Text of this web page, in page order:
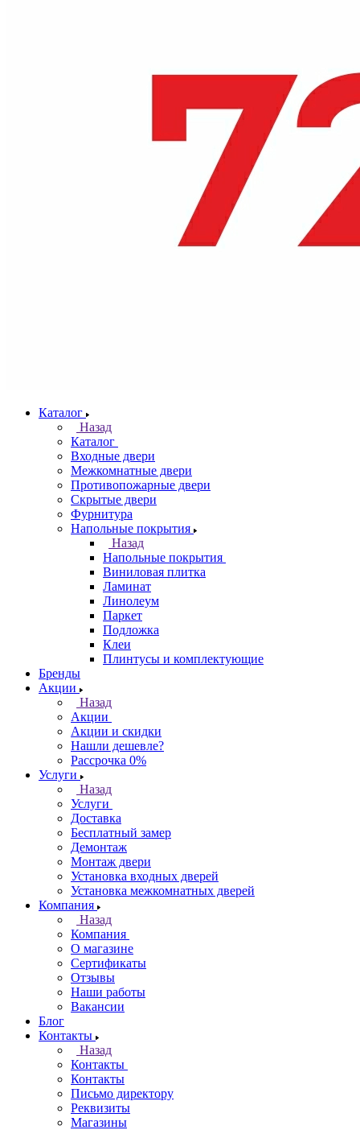
Каталог
Назад
Каталог
Входные двери
Межкомнатные двери
Противопожарные двери
Скрытые двери
Фурнитура
Напольные покрытия
Назад
Напольные покрытия
Виниловая плитка
Ламинат
Линолеум
Паркет
Подложка
Клеи
Плинтусы и комплектующие
Бренды
Акции
Назад
Акции
Акции и скидки
Нашли дешевле?
Рассрочка 0%
Услуги
Назад
Услуги
Доставка
Бесплатный замер
Демонтаж
Монтаж двери
Установка входных дверей
Установка межкомнатных дверей
Компания
Назад
Компания
О магазине
Сертификаты
Отзывы
Наши работы
Вакансии
Блог
Контакты
Назад
Контакты
Контакты
Письмо директору
Реквизиты
Магазины